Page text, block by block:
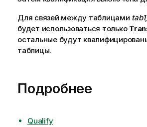
Для связей между таблицами tab1,
будет использоваться только
остальные будут
таблицы.
Подробнее
Qualify